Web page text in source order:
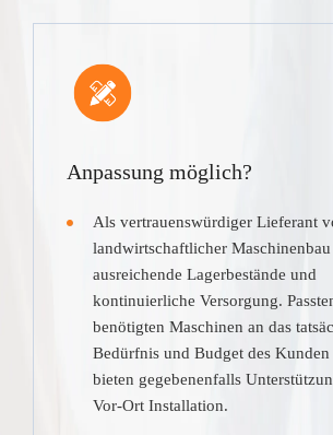
Anpassung möglich?
Als vertrauenswürdiger Lieferant
landwirtschaftlicher
ausreichende Lagerbestände und
kontinuierliche Versorgung.
benötigten Maschinen an das
Bedürfnis und Budget des Kunden
bieten gegebenenfalls
Vor-Ort Installation.